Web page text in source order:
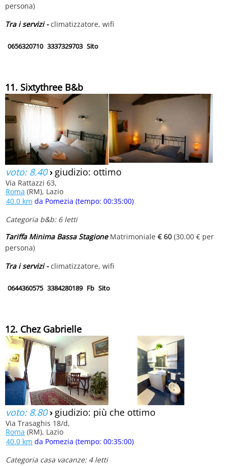
persona)
Tra i servizi -climatizzatore, wifi
0656320710 3337329703 Sito
11. Sixtythree B&b
voto: 8.40› giudizio: ottimo
Via Rattazzi 63,
Roma (RM), Lazio
40.0 km da Pomezia (tempo: 00:35:00)
Categoria b&b: 6 letti
Tariffa Minima Bassa StagioneMatrimoniale € 60 (30.00 € per
persona)
Tra i servizi -climatizzatore, wifi
0644360575 3384280189 Fb Sito
12. Chez Gabrielle
voto: 8.80› giudizio: più che ottimo
Via Trasaghis 18/d,
Roma (RM), Lazio
40.0 km da Pomezia (tempo: 00:35:00)
Categoria casa vacanze: 4 letti